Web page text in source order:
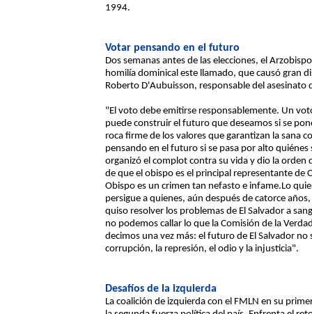
1994.
Votar pensando en el futuro
Dos semanas antes de las elecciones, el
homilía dominical este llamado, que causó gran
Roberto D'Aubuisson, responsable del asesinato
"El voto debe emitirse responsablemente. Un
puede construir el futuro que deseamos si se
roca firme de los valores que garantizan la sana
pensando en el futuro si se pasa por alto
organizó el complot contra su vida y dio la orden
de que el obispo es el principal representante de
Obispo es un crimen tan nefasto e infame.Lo
persigue a quienes, aún después de catorce
quiso resolver los problemas de El Salvador a
no podemos callar lo que la Comisión de la
decimos una vez más: el futuro de El Salvador
corrupción, la represión, el odio y la injusticia".
Desafíos de la izquierda
La coalición de izquierda con el FMLN en su